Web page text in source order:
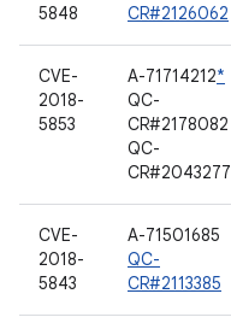
5848
CR#2126062
CVE-
2018-
5853
A-71714212*
QC-
CR#2178082
QC-
CR#2043277
CVE-
2018-
5843
A-71501685
QC-
CR#2113385